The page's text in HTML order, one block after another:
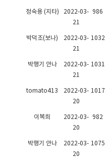
정숙용 (지타)
2022-03-
21
986
박덕조(보나)
2022-03-
21
1032
박행기 안나
2022-03-
21
1031
tomato413
2022-03-
20
1017
이복희
2022-03-
20
982
박행기 안나
2022-03-
20
1075